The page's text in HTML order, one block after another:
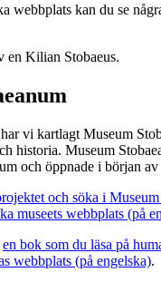
webbplats kan du se
vi kartlagt Museum
historia. Museum
och öppnade i början
och söka i Museum
museets webbplats (på
en bok som du läsa på
webbplats (på engelska).